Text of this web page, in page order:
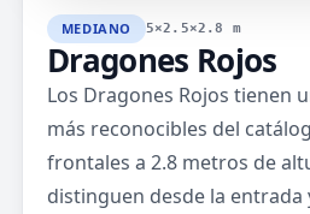
MEDIANO 5×2.5×2.8 m
Dragones Rojos
Los Dragones Rojos tienen
más reconocibles del
frontales a 2.8 metros de
distinguen desde la entrada